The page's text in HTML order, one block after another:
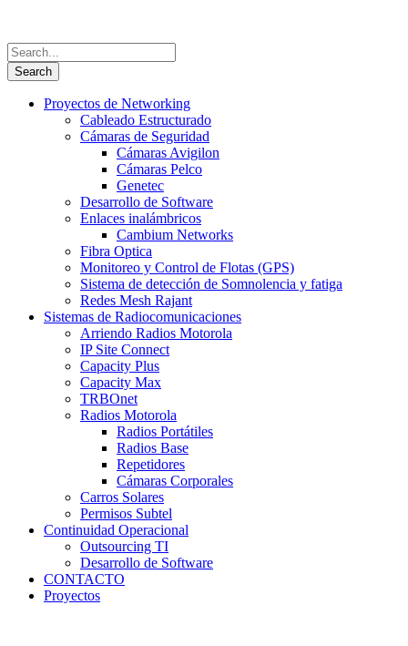
Proyectos de Networking
Cableado Estructurado
Cámaras de Seguridad
Cámaras Avigilon
Cámaras Pelco
Genetec
Desarrollo de Software
Enlaces inalámbricos
Cambium Networks
Fibra Optica
Monitoreo y Control de Flotas (GPS)
Sistema de detección de Somnolencia y fatiga
Redes Mesh Rajant
Sistemas de Radiocomunicaciones
Arriendo Radios Motorola
IP Site Connect
Capacity Plus
Capacity Max
TRBOnet
Radios Motorola
Radios Portátiles
Radios Base
Repetidores
Cámaras Corporales
Carros Solares
Permisos Subtel
Continuidad Operacional
Outsourcing TI
Desarrollo de Software
CONTACTO
Proyectos